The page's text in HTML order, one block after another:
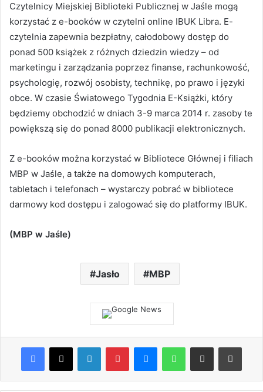
Czytelnicy Miejskiej Biblioteki Publicznej w Jaśle mogą
korzystać z e-booków w czytelni online IBUK Libra. E-
czytelnia zapewnia bezpłatny, całodobowy dostęp do
ponad 500 książek z różnych dziedzin wiedzy – od
marketingu i zarządzania poprzez finanse, rachunkowość,
psychologię, rozwój osobisty, technikę, po prawo i języki
obce. W czasie Światowego Tygodnia E-Książki, który
będziemy obchodzić w dniach 3-9 marca 2014 r. zasoby te
powiększą się do ponad 8000 publikacji elektronicznych.
Z e-booków można korzystać w Bibliotece Głównej i filiach
MBP w Jaśle, a także na domowych komputerach,
tabletach i telefonach – wystarczy pobrać w bibliotece
darmowy kod dostępu i zalogować się do platformy IBUK.
(MBP w Jaśle)
Jasło MBP
Facebook
X LinkedInPinterestMessengerWhatsAppShare via Email Print